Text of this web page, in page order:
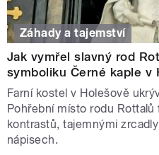
Záhady a tajemství
Jak vymřel slavný rod
symboliku Černé kaple v
Farní kostel v Holešově
Pohřební místo rodu
kontrastů, tajemnými
nápisech.